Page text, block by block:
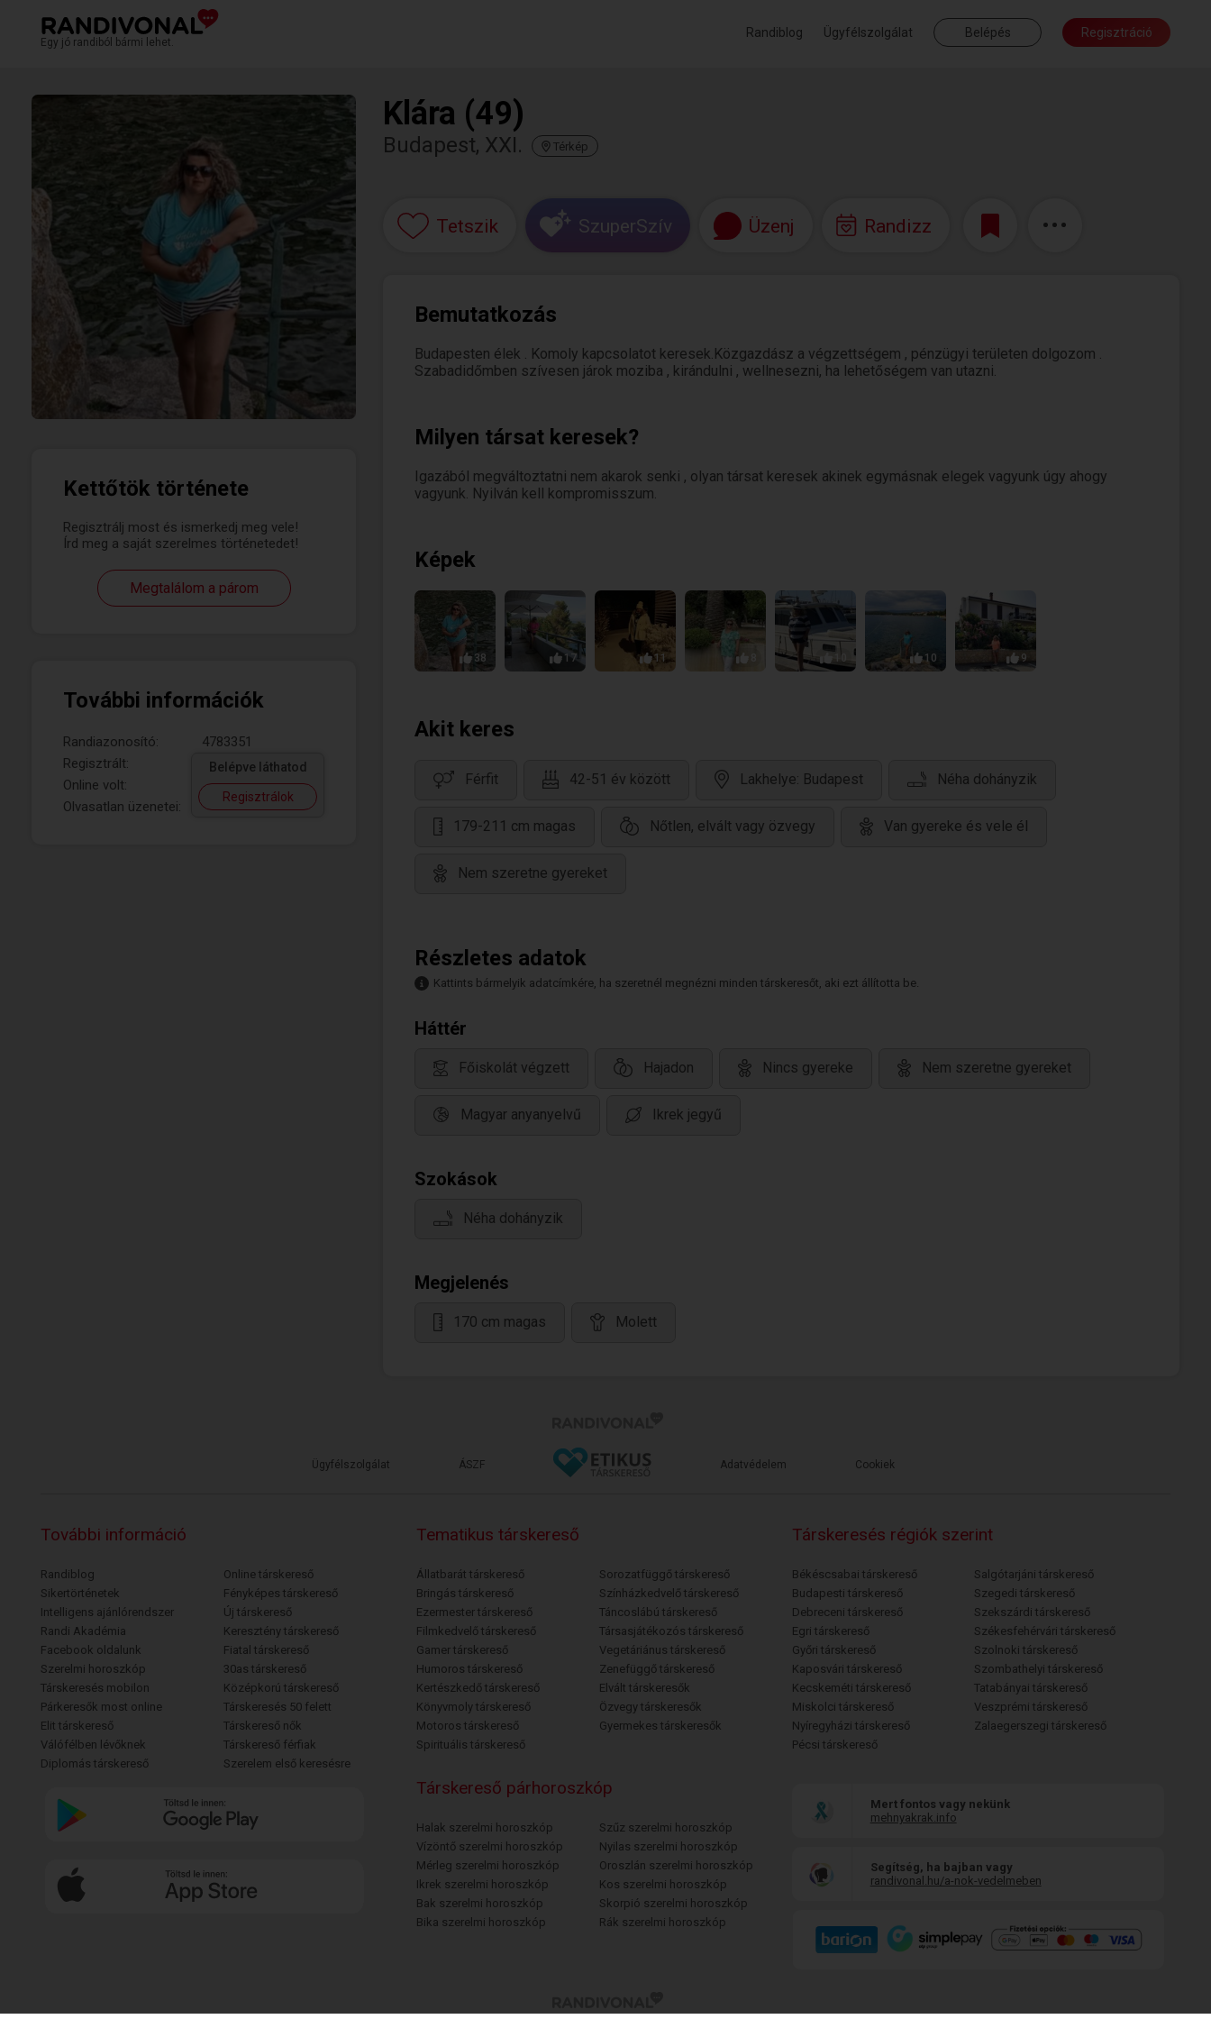
Egy jó randiból bármi lehet.
Randiblog Ügyfélszolgálat Belépés Regisztráció
Kettőtök története
Regisztrálj most és ismerkedj meg vele!
Írd meg a saját szerelmes történetedet!
Megtalálom a párom
További információk
Randiazonosító:
4783351
Regisztrált:
Online volt:
Olvasatlan üzenetei:
Belépve láthatod
Regisztrálok
Klára (49)
Budapest, XXI. Térkép
Tetszik SzuperSzív Üzenj Randizz
Bemutatkozás
Budapesten élek . Komoly kapcsolatot keresek.Közgazdász a végzettségem , pénzügyi területen dolgozom .
Szabadidőmben szívesen járok moziba , kirándulni , wellnesezni, ha lehetőségem van utazni.
Milyen társat keresek?
Igazából megváltoztatni nem akarok senki , olyan társat keresek akinek egymásnak elegek vagyunk úgy ahogy
vagyunk. Nyilván kell kompromisszum.
Képek
38 17 11 10 9
Akit keres
Férfit 42-51 év között Lakhelye: Budapest Néha dohányzik
179-211 cm magas Nőtlen, elvált vagy özvegy Van gyereke és vele él
Nem szeretne gyereket
Részletes adatok
Kattints bármelyik adatcímkére, ha szeretnél megnézni minden társkeresőt, aki ezt állította be.
Háttér
Főiskolát végzett Hajadon Nincs gyereke Nem szeretne gyereket
Magyar anyanyelvű Ikrek jegyű
Szokások
Néha dohányzik
Megjelenés
170 cm magas Molett
Ügyfélszolgálat ÁSZF Adatvédelem Cookiek
További információ
Randiblog
Sikertörténetek
Intelligens ajánlórendszer
Randi Akadémia
Facebook oldalunk
Szerelmi horoszkóp
Társkeresés mobilon
Párkeresők most online
Elit társkereső
Válófélben lévőknek
Diplomás társkereső
Online társkereső
Fényképes társkereső
Új társkereső
Keresztény társkereső
Fiatal társkereső
30as társkereső
Középkorú társkereső
Társkeresés 50 felett
Társkereső nők
Társkereső férfiak
Szerelem első keresésre
Tematikus társkereső
Állatbarát társkereső
Bringás társkereső
Ezermester társkereső
Filmkedvelő társkereső
Gamer társkereső
Humoros társkereső
Kertészkedő társkereső
Könyvmoly társkereső
Motoros társkereső
Spirituális társkereső
Sorozatfüggő társkereső
Színházkedvelő társkereső
Táncoslábú társkereső
Társasjátékozós társkereső
Vegetáriánus társkereső
Zenefüggő társkereső
Elvált társkeresők
Özvegy társkeresők
Gyermekes társkeresők
Társkeresés régiók szerint
Békéscsabai társkereső
Budapesti társkereső
Debreceni társkereső
Egri társkereső
Győri társkereső
Kaposvári társkereső
Kecskeméti társkereső
Miskolci társkereső
Nyíregyházi társkereső
Pécsi társkereső
Salgótarjáni társkereső
Szegedi társkereső
Szekszárdi társkereső
Székesfehérvári társkereső
Szolnoki társkereső
Szombathelyi társkereső
Tatabányai társkereső
Veszprémi társkereső
Zalaegerszegi társkereső
Társkereső párhoroszkóp
Halak szerelmi horoszkóp
Vízöntő szerelmi horoszkóp
Mérleg szerelmi horoszkóp
Ikrek szerelmi horoszkóp
Bak szerelmi horoszkóp
Bika szerelmi horoszkóp
Szűz szerelmi horoszkóp
Nyilas szerelmi horoszkóp
Oroszlán szerelmi horoszkóp
Kos szerelmi horoszkóp
Skorpió szerelmi horoszkóp
Rák szerelmi horoszkóp
Mert fontos vagy nekünk
mehnyakrak.info
Segítség, ha bajban vagy
randivonal.hu/a-nok-vedelmeben